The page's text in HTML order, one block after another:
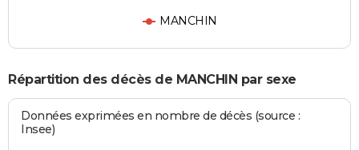
MANCHIN
Répartition des décès de MANCHIN par sexe
Données exprimées en nombre de décès (source :
Insee)